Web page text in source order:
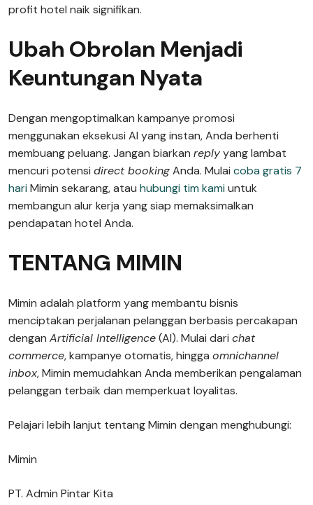
profit hotel naik signifikan.
Ubah Obrolan Menjadi
Keuntungan Nyata
Dengan mengoptimalkan kampanye promosi
menggunakan eksekusi AI yang instan, Anda berhenti
membuang peluang. Jangan biarkan replyyang lambat
mencuri potensi direct bookingAnda. Mulai coba gratis 7
hari Mimin sekarang, atau hubungi tim kami untuk
membangun alur kerja yang siap memaksimalkan
pendapatan hotel Anda.
TENTANG MIMIN
Mimin adalah platform yang membantu bisnis
menciptakan perjalanan pelanggan berbasis percakapan
dengan Artificial Intelligence(AI). Mulai dari chat
commerce, kampanye otomatis, hingga omnichannel
inbox, Mimin memudahkan Anda memberikan pengalaman
pelanggan terbaik dan memperkuat loyalitas.
Pelajari lebih lanjut tentang Mimin dengan menghubungi:
Mimin
PT. Admin Pintar Kita